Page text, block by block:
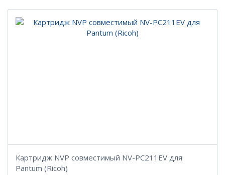
Картридж NVP совместимый NV-PC211EV для
Pantum (Ricoh)